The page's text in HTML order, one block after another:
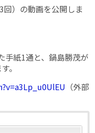
）の動画を公開しま
手紙1通と、鍋島勝茂が
。
（外部